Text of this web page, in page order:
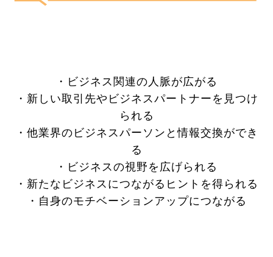
・ビジネス関連の人脈が広がる
・新しい取引先やビジネスパートナーを見つけ
られる
・他業界のビジネスパーソンと情報交換ができ
る
・ビジネスの視野を広げられる
・新たなビジネスにつながるヒントを得られる
・自身のモチベーションアップにつながる